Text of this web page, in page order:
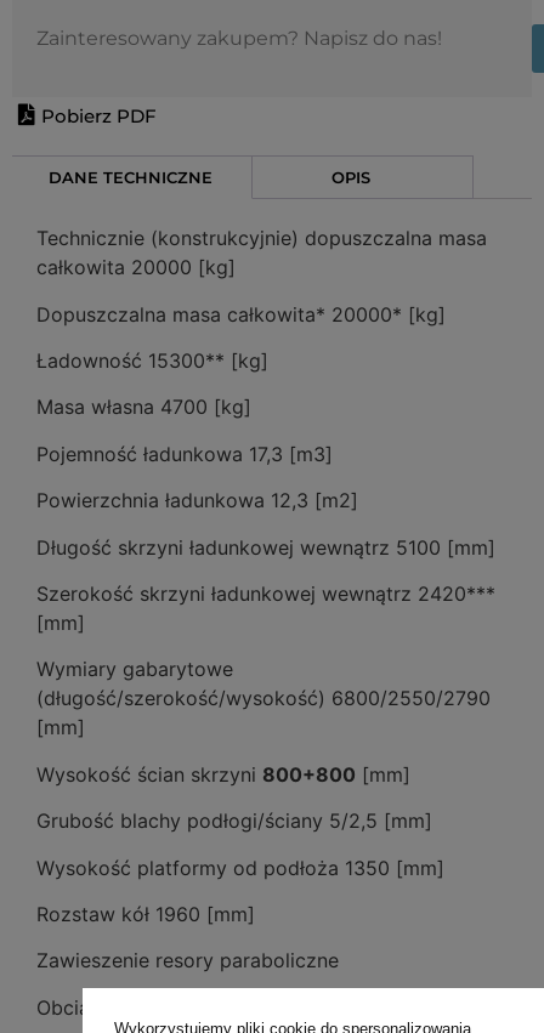
Wykorzystujemy pliki cookie do spersonalizowania
Zainteresowany zakupem? Napisz do nas!
Pobierz PDF
DANE TECHNICZNE OPIS
Technicznie (konstrukcyjnie) dopuszczalna masa
całkowita 20000 [kg]
Dopuszczalna masa całkowita* 20000* [kg]
Ładowność 15300** [kg]
Masa własna 4700 [kg]
Pojemność ładunkowa 17,3 [m3]
Powierzchnia ładunkowa 12,3 [m2]
Długość skrzyni ładunkowej wewnątrz 5100 [mm]
Szerokość skrzyni ładunkowej wewnątrz 2420***
[mm]
Wymiary gabarytowe
(długość/szerokość/wysokość) 6800/2550/2790
[mm]
Wysokość ścian skrzyni 800+800 [mm]
Grubość blachy podłogi/ściany 5/2,5 [mm]
Wysokość platformy od podłoża 1350 [mm]
Rozstaw kół 1960 [mm]
Zawieszenie resory paraboliczne
Obciążenie oka dyszla 2000 [kg]